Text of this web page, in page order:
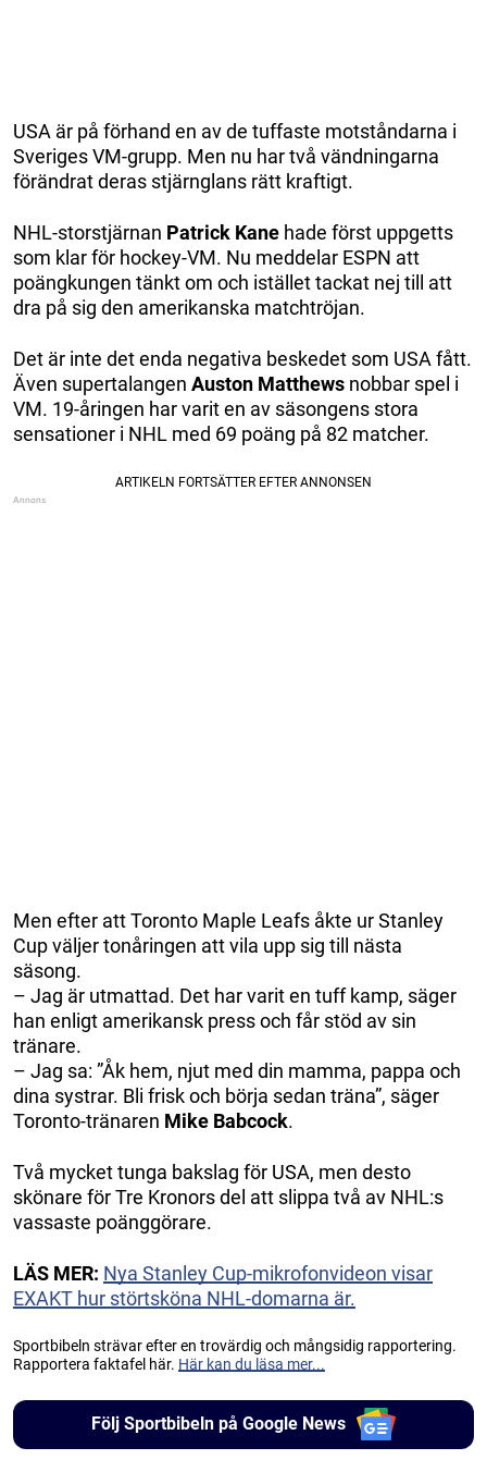
USA är på förhand en av de tuffaste motståndarna i
Sveriges VM-grupp. Men nu har två vändningarna
förändrat deras stjärnglans rätt kraftigt.
NHL-storstjärnan Patrick Kane hade först uppgetts
som klar för hockey-VM. Nu meddelar ESPN att
poängkungen tänkt om och istället tackat nej till att
dra på sig den amerikanska matchtröjan.
Det är inte det enda negativa beskedet som USA fått.
Även supertalangen Auston Matthews nobbar spel i
VM. 19-åringen har varit en av säsongens stora
sensationer i NHL med 69 poäng på 82 matcher.
Men efter att Toronto Maple Leafs åkte ur Stanley
Cup väljer tonåringen att vila upp sig till nästa
säsong.
– Jag är utmattad. Det har varit en tuff kamp, säger
han enligt amerikansk press och får stöd av sin
tränare.
– Jag sa: ”Åk hem, njut med din mamma, pappa och
dina systrar. Bli frisk och börja sedan träna”, säger
Toronto-tränaren Mike Babcock.
Två mycket tunga bakslag för USA, men desto
skönare för Tre Kronors del att slippa två av NHL:s
vassaste poänggörare.
LÄS MER: Nya Stanley Cup-mikrofonvideon visar
EXAKT hur störtsköna NHL-domarna är.
Sportbibeln strävar efter en trovärdig och mångsidig rapportering.
Rapportera faktafel här. Här kan du läsa mer...
Följ Sportbibeln på Google News